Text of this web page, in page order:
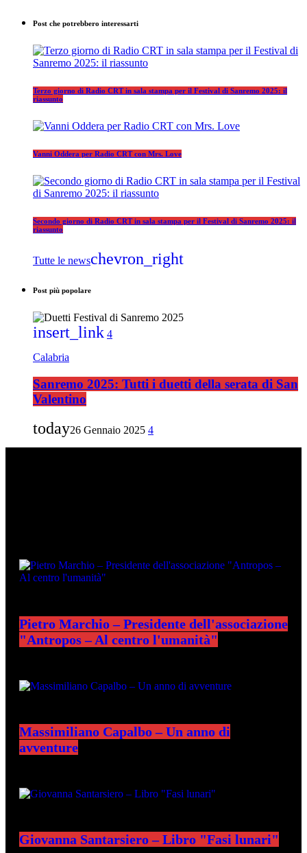
Post che potrebbero interessarti
Terzo giorno di Radio CRT in sala stampa per il Festival di Sanremo 2025: il
riassunto
Vanni Oddera per Radio CRT con Mrs. Love
Secondo giorno di Radio CRT in sala stampa per il Festival di Sanremo 2025: il
riassunto
Tutte le newschevron_right
Post più popolare
insert_link 4
Calabria
Sanremo 2025: Tutti i duetti della serata di San
Valentino
today26 Gennaio 2025 4
Pietro Marchio – Presidente dell'associazione
"Antropos – Al centro l'umanità"
Massimiliano Capalbo – Un anno di
avventure
Giovanna Santarsiero – Libro "Fasi lunari"